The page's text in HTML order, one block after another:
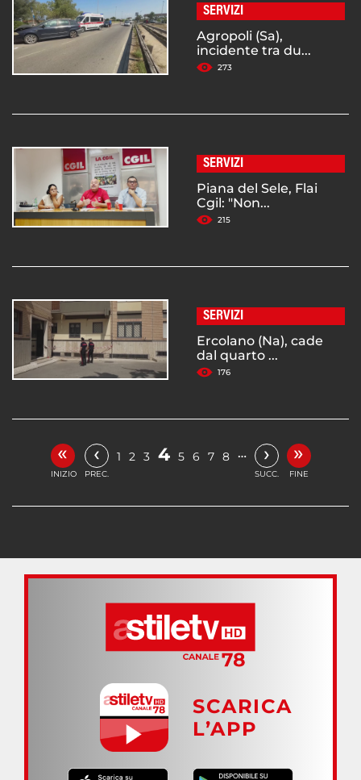
SERVIZI
Agropoli (Sa),
incidente tra du...
273
SERVIZI
Piana del Sele, Flai
Cgil: "Non...
215
SERVIZI
Ercolano (Na), cade
dal quarto ...
176
«
INIZIO
‹
PREC.
1 2 3 4 5 6 7 8 … ›
SUCC.
»
FINE
SCARICA
L’APP